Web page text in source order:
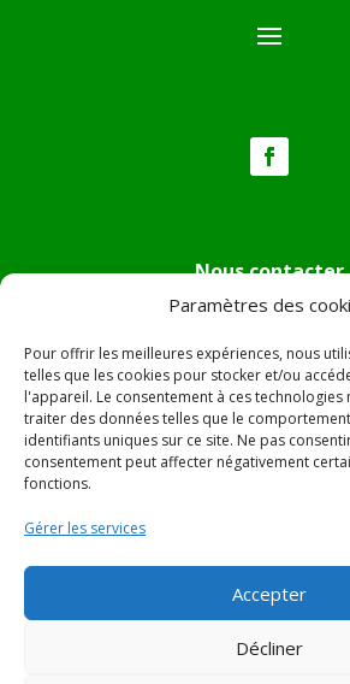
Paramètres des
Pour offrir les meilleures expériences, nous
telles que les cookies pour stocker et/ou
l'appareil. Le consentement à ces
traiter des données telles que le
identifiants uniques sur ce site. Ne pas
consentement peut affecter négativement
fonctions.
Gérer les services
Accepter
Décliner
Nous contacter
Tél :04.95.36.24.02
Mail:
Adresse :Hôtel de ville de
Le village
20230 Pietra di Verde
© 2022 Mairie de Pietra Di Verde –